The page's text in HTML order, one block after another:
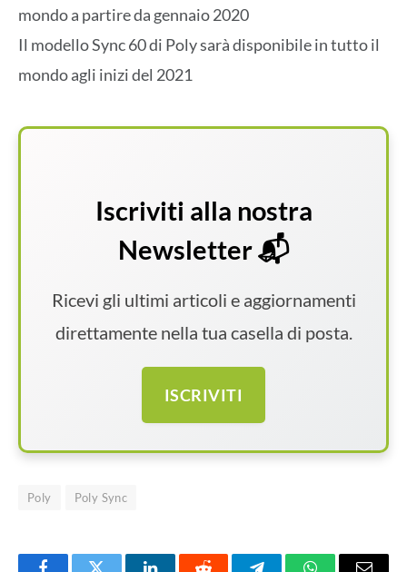
mondo a partire da gennaio 2020
Il modello Sync 60 di Poly sarà disponibile in tutto il
mondo agli inizi del 2021
Iscriviti alla nostra
Newsletter 📬
Ricevi gli ultimi articoli e aggiornamenti
direttamente nella tua casella di posta.
ISCRIVITI
Poly Poly Sync